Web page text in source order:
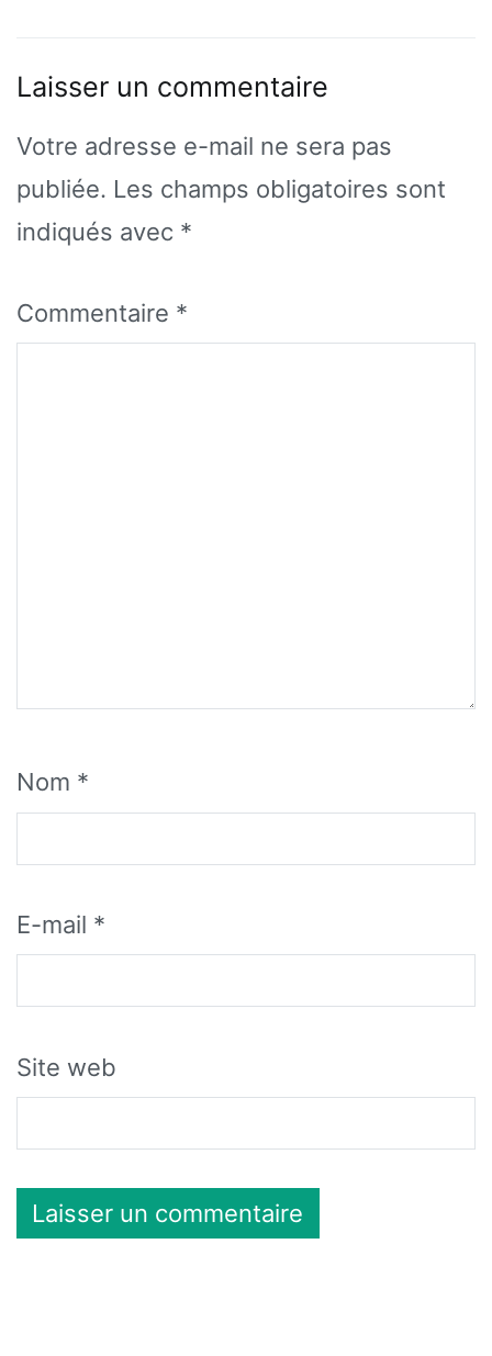
Laisser un commentaire
Votre adresse e-mail ne sera pas
publiée. Les champs obligatoires sont
indiqués avec *
Commentaire *
Nom *
E-mail *
Site web